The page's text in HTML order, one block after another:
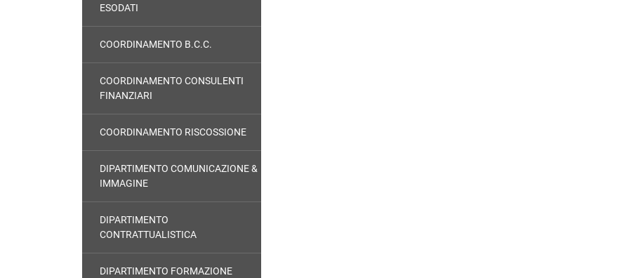
ESODATI
COORDINAMENTO B.C.C.
COORDINAMENTO CONSULENTI
FINANZIARI
COORDINAMENTO RISCOSSIONE
DIPARTIMENTO COMUNICAZIONE &
IMMAGINE
DIPARTIMENTO
CONTRATTUALISTICA
DIPARTIMENTO FORMAZIONE